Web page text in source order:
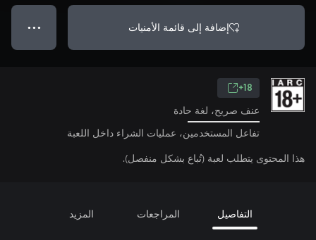
إضافة إلى قائمة الأمنيات ● ● ●
18+
عنف صريح، لغة حادة
تفاعل المستخدمين، عمليات الشراء داخل اللعبة
هذا المحتوى يتطلب لعبة (تُباع بشكل منفصل).
التفاصيل المراجعات المزيد